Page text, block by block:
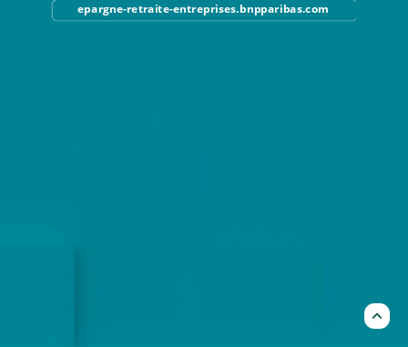
epargne-retraite-entreprises.bnpparibas.com